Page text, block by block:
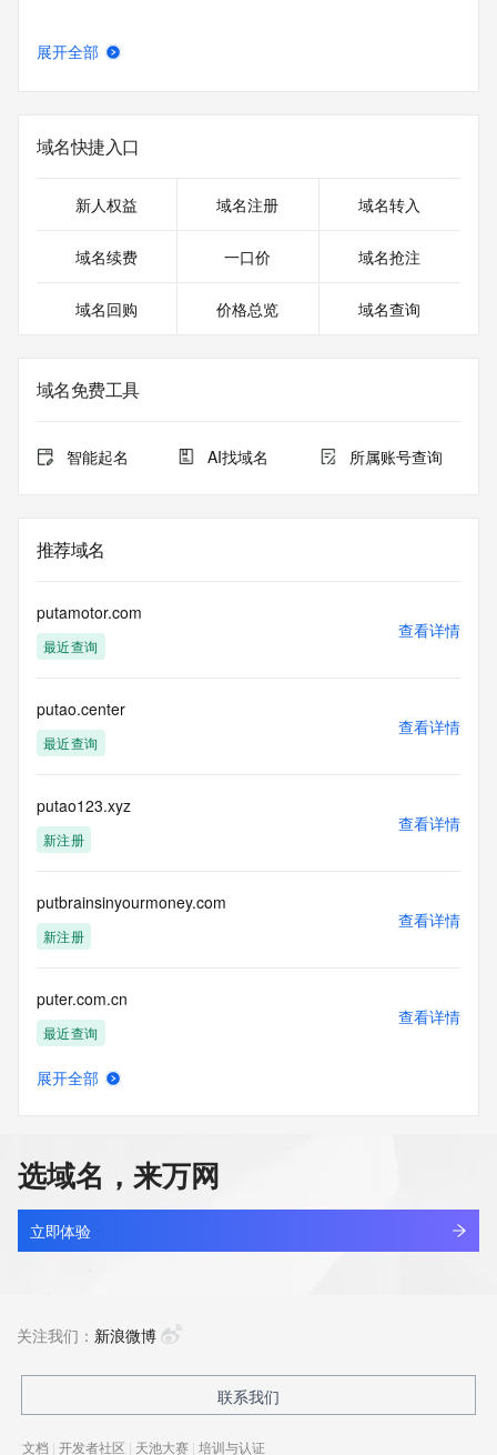
展开全部
域名快捷入口
新人权益 域名注册 域名转入
域名续费 一口价 域名抢注
域名回购 价格总览 域名查询
域名免费工具
智能起名 AI找域名 所属账号查询
推荐域名
putamotor.com
最近查询
查看详情
putao.center
最近查询
查看详情
putao123.xyz
新注册
查看详情
putbrainsinyourmoney.com
新注册
查看详情
puter.com.cn
最近查询
查看详情
putermegas.com
新注册
查看详情
最近查询
展开全部
选域名，来万网
立即体验
关注我们： 新浪微博
联系我们
文档 | 开发者社区 | 天池大赛 | 培训与认证